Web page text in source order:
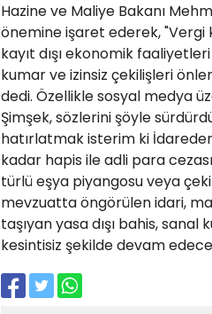
Hazine ve Maliye Bakanı
önemine işaret ederek, "Vergi
kayıt dışı ekonomik
kumar ve izinsiz çekilişleri
dedi. Özellikle sosyal medya
Şimşek, sözlerini şöyle
hatırlatmak isterim ki
kadar hapis ile adli para
türlü eşya piyangosu veya
mevzuatta öngörülen idari,
taşıyan yasa dışı bahis,
kesintisiz şekilde devam